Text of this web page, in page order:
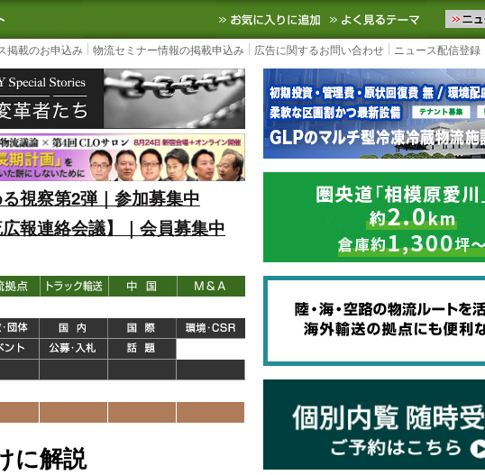
大の物流ニュースサイト3PL, SCMなど国内外の最新の物流ニュースをお届けしま
お気に入りに追加 よく見
掲載のお申込み 物流セミナー情報の掲載申込み 広告に関するお問い合わせ ニュース配信登録
視察第2弾｜参加募集中
報連絡会議】｜会員募集中
に解説